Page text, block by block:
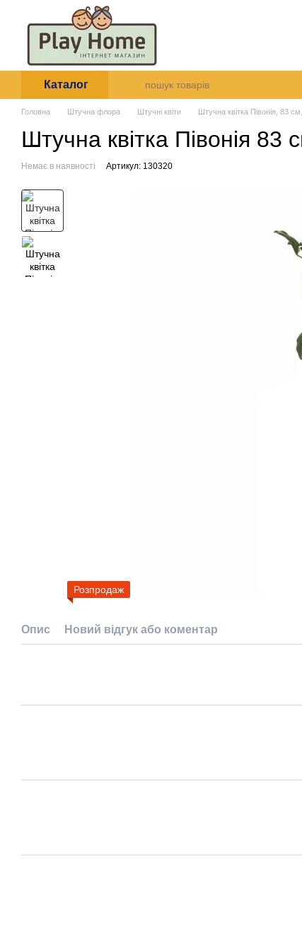
Перейти до основного контенту
Каталог
Головна Штучна флора Штучні квіти Штучна квітка Півонія, 83
Штучна квітка Півонія 83
Немає в наявності Артикул: 130320
Розпродаж
Опис Новий відгук або коментар